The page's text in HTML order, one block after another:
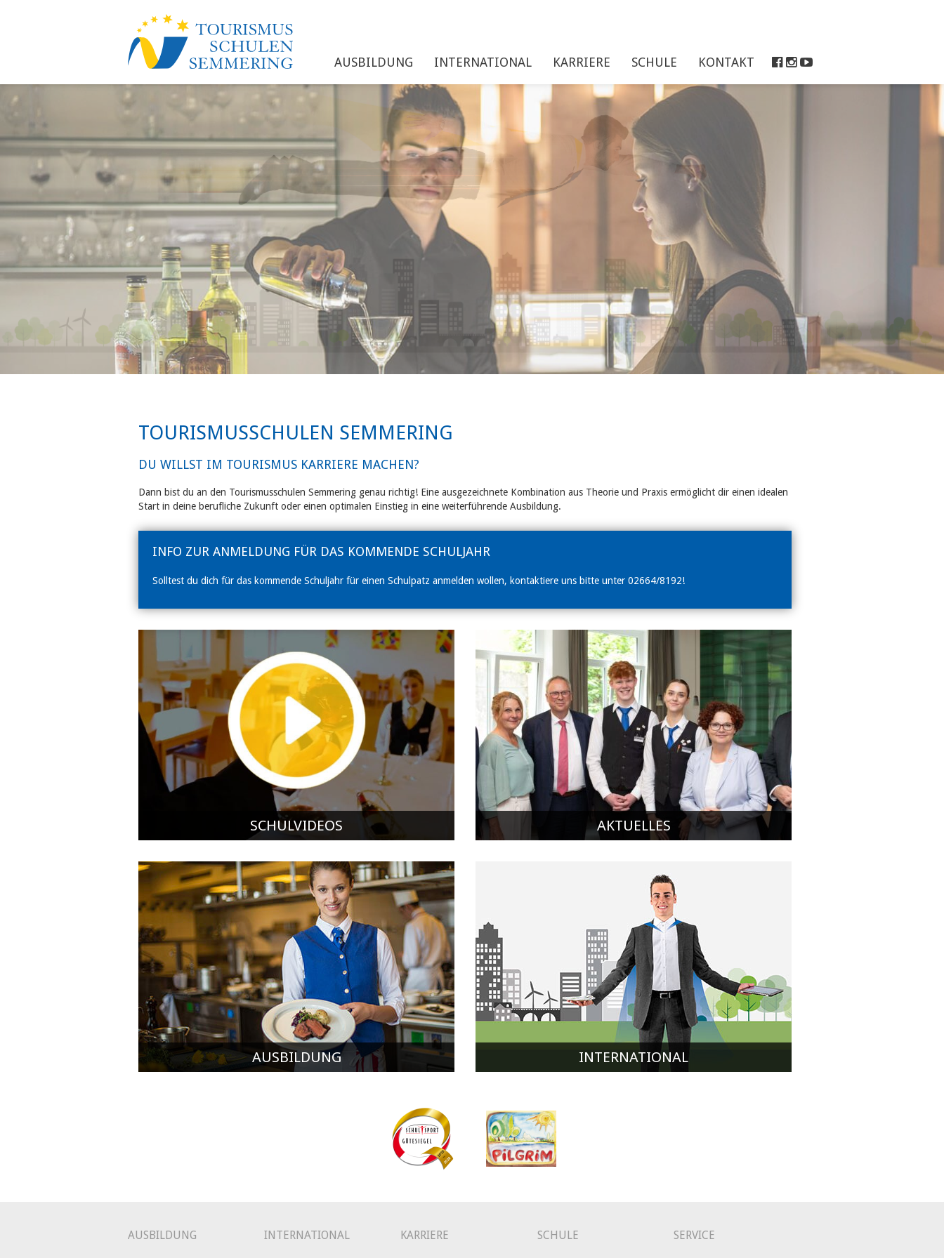
AUSBILDUNG INTERNATIONAL KARRIERE SCHULE KONTAKT
TOURISMUSSCHULEN SEMMERING
DU WILLST IM TOURISMUS KARRIERE MACHEN?
Dann bist du an den Tourismusschulen Semmering genau richtig! Eine ausgezeichnete Kombination aus Theorie und Praxis ermöglicht dir einen idealen
Start in deine berufliche Zukunft oder einen optimalen Einstieg in eine weiterführende Ausbildung.
INFO ZUR ANMELDUNG FÜR DAS KOMMENDE SCHULJAHR
Solltest du dich für das kommende Schuljahr für einen Schulpatz anmelden wollen, kontaktiere uns bitte unter 02664/8192!
SCHULVIDEOS AKTUELLES
AUSBILDUNG INTERNATIONAL
AUSBILDUNG INTERNATIONAL KARRIERE SCHULE SERVICE